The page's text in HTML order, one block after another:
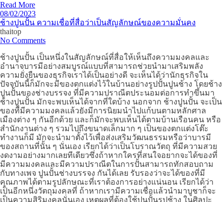
Read More
08/02/2023
ช้างปูนปั้น ความเชื่อที่สื่อว่าเป็นสัญลักษณ์ของความมั่นคง
thaitop
No Comments
ช้างปูนปั้น เป็นหนึ่งในสัญลักษณ์ที่สื่อให้เห็นถึงความมงคลและ
อำนาจบารมีอย่างสมบูรณ์แบบที่สามารถช่วยนำมาเสริมพลัง
ความยั่งยืนของธุรกิจเราได้เป็นอย่างดี จะเห็นได้ว่านักธุรกิจใน
ปัจจุบันนี้ก็มักจะมีของตกแต่งไว้ในบ้านอย่างรูปปั้นปูนช้าง โดยช้าง
ปูนปั้นของช่างบรรจง ที่มีความปราณีตประนอมต่อการทำขึ้นมา
ช้างปูนปั้น มักจะพบเห็นได้จากที่ใดบ้าง นอกจาก ช้างปูนปั้น จะเป็น
ของที่มีความมงคลแล้วยังมีการนิยมนำไปแก้บนตามหลักศาล
เมืองต่าง ๆ กันอีกด้วย และก็มักจะพบเห็นได้ตามบ้านเรือนคน หรือ
สำนักงานต่าง ๆ รวมไปถึงขนาดเล็กมาก ๆ เป็นของตกแต่งโต๊ะ
ทำงานก็มี มักจะนำมาตั้งไว้เพื่อส่งเสริมวัฒนธรรมหรือว่าบารมี
ของสถานที่นั้น ๆ นั่นเอง เรียกได้ว่าเป็นโบราณวัตถุ ที่มีความสวย
งดงามอย่างมากเลยทีเดียวซึ่งถ้าหากใครที่สนใจอยากจะได้ของที่
มีความมงคลและมีความปราณีตในการปั้นสามารถทักสอบถาม
กับทางเพจ ปูนปั้นช่างบรรจง กันได้เลย รับรองว่าจะได้ของที่มี
คุณภาพได้ตามรูปลักษณะที่เราต้องการอย่างแน่นอน เรียกได้ว่า
เป็นอีกหนึ่งวัตถุมงคลที่ ถ้าหากเรามีความเชื่อแล้วนำมาบูชาก็จะ
เป็นความสิริมงคลนั่นเอง เหตุผลที่ต้องใช้ปูนปั้นรูปช้าง ในศิลปะ